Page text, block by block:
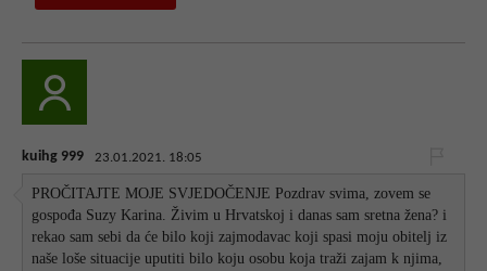
kuihg 999 23.01.2021. 18:05
PROČITAJTE MOJE SVJEDOČENJE Pozdrav svima, zovem se
gospođa Suzy Karina. Živim u Hrvatskoj i danas sam sretna žena? i
rekao sam sebi da će bilo koji zajmodavac koji spasi moju obitelj iz
naše loše situacije uputiti bilo koju osobu koja traži zajam k njima,